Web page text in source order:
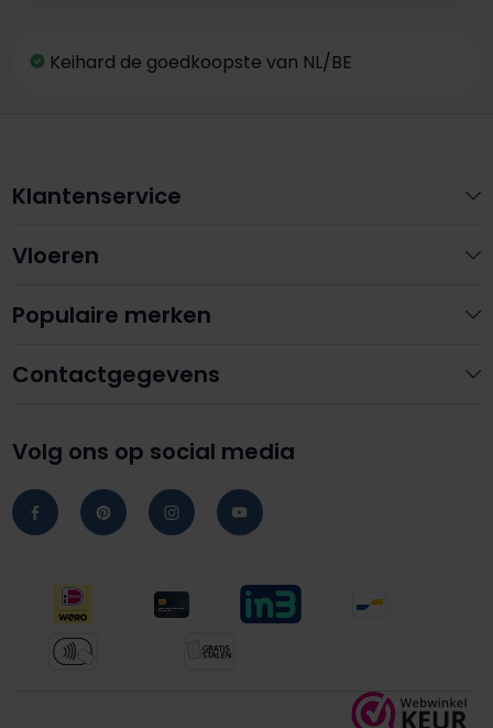
Keihard de goedkoopste van NL/BE
Contactgegevens
Volg ons op social media
Klantenservice
Vloeren
Populaire merken